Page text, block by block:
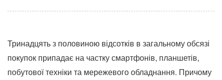
Тринадцять з половиною відсотків в загальному обсязі
покупок припадає на частку смартфонів, планшетів,
побутової техніки та мережевого обладнання. Причому